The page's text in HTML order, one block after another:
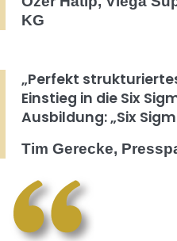
KG
„Perfekt
Einstieg in die Six
Ausbildung: „Six
Tim Gerecke,